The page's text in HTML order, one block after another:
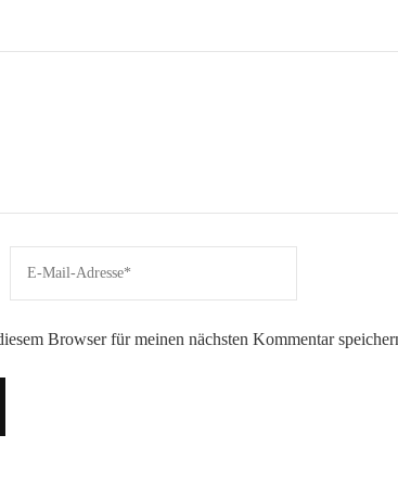
Browser für meinen nächsten Kommentar